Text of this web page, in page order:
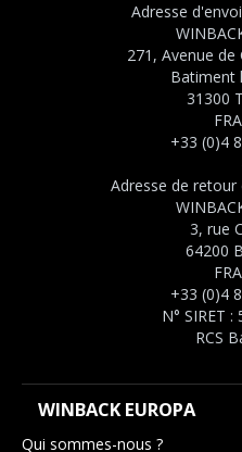
Adresse
271, Avenue
Batiment
31300
+33 (0)4
Adresse de retour
3, rue
64200
+33 (0)4
N° SIRET
RCS
WINBACK EUROPA
Qui sommes-nous ?